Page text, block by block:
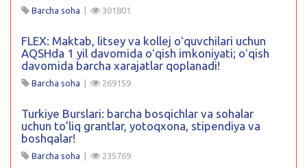
Barcha soha | 301801
FLEX: Maktab, litsey va kollej oʻquvchilari uchun
AQSHda 1 yil davomida oʻqish imkoniyati; oʻqish
davomida barcha xarajatlar qoplanadi!
Barcha soha | 269159
Turkiye Burslari: barcha bosqichlar va sohalar
uchun to’liq grantlar, yotoqxona, stipendiya va
boshqalar!
Barcha soha | 235769